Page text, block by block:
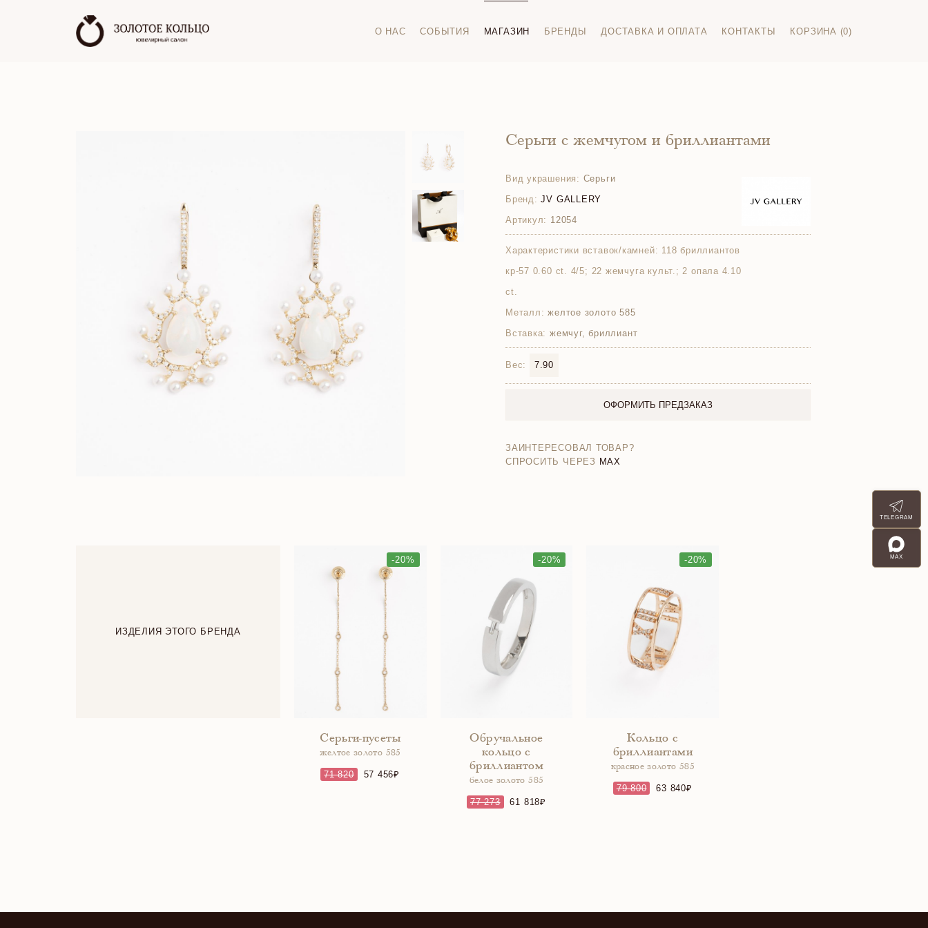
О НАС СОБЫТИЯ МАГАЗИН БРЕНДЫ ДОСТАВКА И ОПЛАТА КОНТАКТЫ КОРЗИНА (0)
Серьги с жемчугом и бриллиантами
Вид украшения: Серьги
Бренд: JV GALLERY
Артикул: 12054
Характеристики вставок/камней: 118 бриллиантов
кр-57 0.60 ct. 4/5; 22 жемчуга культ.; 2 опала 4.10
ct.
Металл: желтое золото 585
Вставка: жемчуг, бриллиант
Вес: 7.90
ОФОРМИТЬ ПРЕДЗАКАЗ
ЗАИНТЕРЕСОВАЛ ТОВАР?
СПРОСИТЬ ЧЕРЕЗ MAX
ИЗДЕЛИЯ ЭТОГО БРЕНДА
-20%
Серьги-пусеты
желтое золото 585
71 820 57 456
-20%
Обручальное
кольцо с
бриллиантом
белое золото 585
77 273 61 818
-20%
Кольцо с
бриллиантами
красное золото 585
79 800 63 840
TELEGRAM
MAX